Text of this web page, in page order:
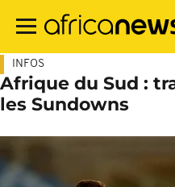
contenu
INFOS
Afrique du Sud :
les Sundowns